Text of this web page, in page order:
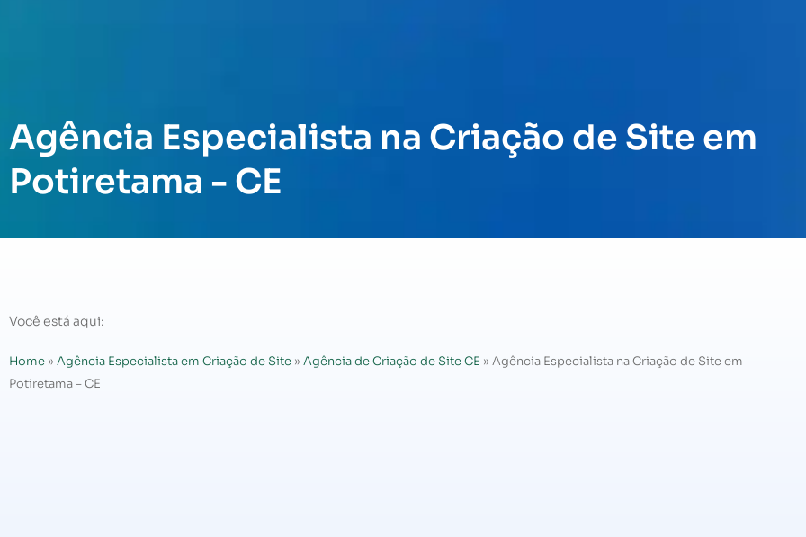
Agência Especialista na Criação de Site em
Potiretama - CE
Você está aqui:
Home » Agência Especialista em Criação de Site » Agência de Criação de Site CE » Agência Especialista na Criação de Site em
Potiretama – CE